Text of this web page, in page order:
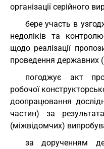
організації серійного
бере участь в
недоліків та
щодо реалізації
проведення державних
погоджує акт
робочої
доопрацювання
частин) за
(міжвідомчих)
за дорученням